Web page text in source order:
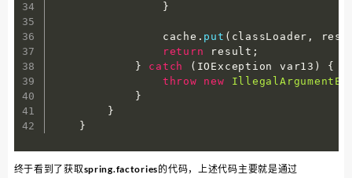
}
                cache
. put ( classLoader ,
return result ;
}
catch ( IOException var13 )
{
throw
new
}
}
}
终于看到了获取spring.factories的代码，上述代码主要就是通过